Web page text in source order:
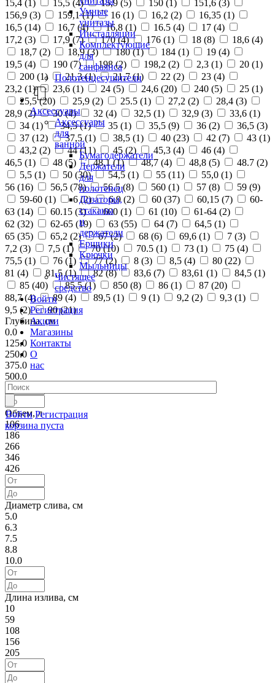
Умные
унитазы
Инсталляции
Комплектующие
для
санфаянса
Полотенцесушители
Аксессуары
Аксессуары
для
ванной
Бумагодержатели
Держатели
для
полотенец
Дозаторы,
стаканы
и
держатели
Ершики
Крючки
Мыльницы
Чистящее
средство
Войти
Регистрация
Акции
Магазины
Контакты
О
нас
Войти Регистрация
корзина пуста
15,4 (1 ) 15,5 (4) 15,9 (5) 150 (1 ) 151,6 (3)
156,9 (3) 159,1 (1) 16 (1) 16,2 (2) 16,35 (1)
16,5 (14) 16,7 (4) 16,8 (1) 16.5 (4) 17 (4)
17,2 (3) 17,9 (7) 170 (4) 176 (1) 18 (8) 18,6 (4)
18,7 (2) 18,9 (3) 180 (1) 184 (1) 19 (4)
19,5 (4) 190 (7) 198 (2) 198,2 (2) 2,3 (1) 20 (1)
200 (1) 21,3 (1) 21,7 (1) 22 (2) 23 (4)
23,2 (1) 23,6 (1) 24 (5) 24,6 (20) 240 (5) 25 (1)
25,5 (20) 25,9 (2) 25.5 (1) 27,2 (2) 28,4 (3)
28,9 (2) 30 (4) 32 (4) 32,5 (1) 32,9 (3) 33,6 (1)
34 (1) 34,5 (1) 35 (1) 35,5 (9) 36 (2) 36,5 (3)
37 (12) 37,5 (1) 38,5 (1) 40 (23) 42 (7) 43 (1)
43,2 (2) 44 (11) 45 (2) 45,3 (4) 46 (4)
46,5 (1) 48 (5) 48,1 (1) 48,7 (4) 48,8 (5) 48.7 (2)
5,5 (1) 50 (30) 54,5 (1) 55 (11) 55,0 (1)
56 (16) 56,5 (78) 56.5 (8) 560 (1) 57 (8) 59 (9)
59-60 (1) 6 (2) 6,9 (2) 60 (37) 60,15 (7)
60-
63 (14) 60.15 (3) 600 (1) 61 (10) 61-64 (2)
62 (32) 62-65 (19) 63 (55) 64 (7) 64,5 (1)
65 (35) 65,2 (2) 67 (2) 68 (6) 69,6 (1) 7 (3)
7,2 (3) 7,5 (1) 70 (10) 70.5 (1) 73 (1) 75 (4)
75,5 (1) 76 (1) 77 (2) 8 (3) 8,5 (4) 80 (22)
81 (4) 81,5 (1) 82 (8) 83,6 (7) 83,61 (1) 84,5 (1)
85 (40) 85,5 (1) 850 (8) 86 (1) 87 (20)
88,7 (4) 89 (4) 89,5 (1) 9 (1) 9,2 (2) 9,3 (1)
9,5 (2) 90 (21)
Глубина, см
0.0
125.0
250.0
375.0
500.0
Объем, л
106
186
266
346
426
Диаметр слива, см
5.0
6.3
7.5
8.8
10.0
Длина излива, см
10
59
108
156
205